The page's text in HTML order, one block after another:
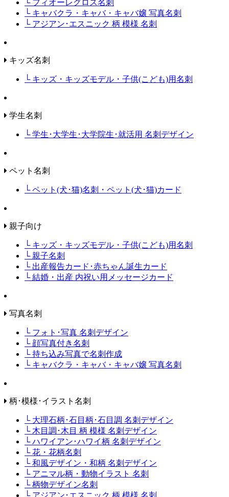
└ フィオーレグロス名刺
└ キャバクラ・キャバ・キャバ嬢 写真名刺
└ アジアン･エスニック 柄 模様 名刺
キッズ名刺
└ キッズ・キッズモデル・子供(こども)用名刺
学生名刺
└ 学生･大学生･大学院生･就活用 名刺デザイン
ペット名刺
└ ペット(犬･猫)名刺・ペット(犬･猫)カード
親子向け
└ キッズ・キッズモデル・子供(こども)用名刺
└ 親子名刺
└ 出産報告カード･赤ちゃん誕生カード
└ 結婚・出産 内祝い用メッセージカード
写真名刺
└ フォト･写真 名刺デザイン
└ 顔写真付き名刺
└ 持ち込み写真で名刺作成
└ キャバクラ・キャバ・キャバ嬢 写真名刺
柄･模様･イラスト名刺
└ 大理石柄･石目柄･石目調 名刺デザイン
└ 木目調･木目 柄 模様 名刺デザイン
└ ハワイアン･ハワイ柄 名刺デザイン
└ 花・花柄名刺
└ 和風デザイン・和柄 名刺デザイン
└ アニマル柄・動物イラスト 名刺
└ 柄物デザイン名刺
└ アジアン･エスニック 柄 模様 名刺